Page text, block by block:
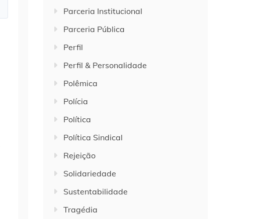
Parceria Institucional
Parceria Pública
Perfil
Perfil & Personalidade
Polêmica
Polícia
Política
Política Sindical
Rejeição
Solidariedade
Sustentabilidade
Tragédia